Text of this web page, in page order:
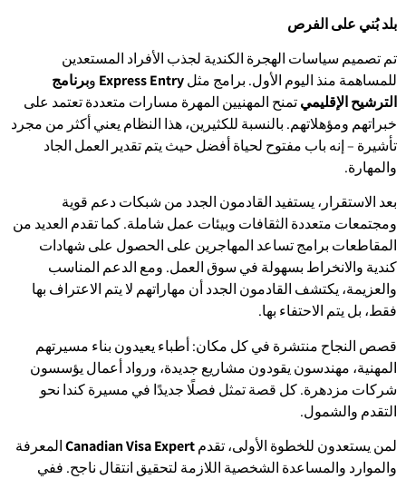
بلد بُني على الفرص
تم تصميم سياسات الهجرة الكندية لجذب الأفراد المستعدين
للمساهمة منذ اليوم الأول. برامج مثلExpress Entry وبرنامج
الترشيح الإقليميتمنح المهنيين المهرة مسارات متعددة تعتمد على
خبراتهم ومؤهلاتهم. بالنسبة للكثيرين، هذا النظام يعني أكثر من مجرد
تأشيرة – إنه باب مفتوح لحياة أفضل حيث يتم تقدير العمل الجاد
والمهارة.
بعد الاستقرار، يستفيد القادمون الجدد من شبكات دعم قوية
ومجتمعات متعددة الثقافات وبيئات عمل شاملة. كما تقدم العديد من
المقاطعات برامج تساعد المهاجرين على الحصول على شهادات
كندية والانخراط بسهولة في سوق العمل. ومع الدعم المناسب
والعزيمة، يكتشف القادمون الجدد أن مهاراتهم لا يتم الاعتراف بها
فقط، بل يتم الاحتفاء بها.
قصص النجاح منتشرة في كل مكان: أطباء يعيدون بناء مسيرتهم
المهنية، مهندسون يقودون مشاريع جديدة، ورواد أعمال يؤسسون
شركات مزدهرة. كل قصة تمثل فصلًا جديدًا في مسيرة كندا نحو
التقدم والشمول.
لمن يستعدون للخطوة الأولى، تقدمCanadian Visa Expertالمعرفة
والموارد والمساعدة الشخصية اللازمة لتحقيق انتقال ناجح. ففي